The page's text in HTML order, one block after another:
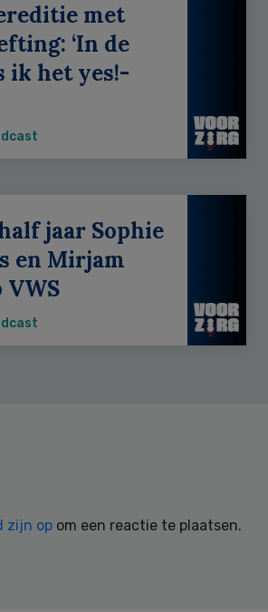
met
‘In de
ik het yes!-
jaar Sophie
en Mirjam
VWS
zijn op om een reactie te plaatsen.